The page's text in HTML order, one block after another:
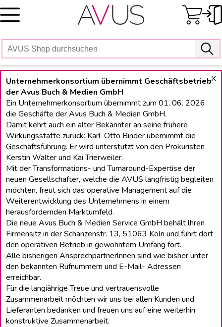
Skip
to
X
Unternehmerkonsortium übernimmt Geschäftsbetrieb
der Avus Buch & Medien GmbH
Ein Unternehmerkonsortium übernimmt zum 01. 06. 2026
die Geschäfte der Avus Buch & Medien GmbH.
Damit kehrt auch ein alter Bekannter an seine frühere
Wirkungsstätte zurück: Karl-Otto Binder übernimmt die
Geschäftsführung. Er wird unterstützt von den Prokuristen
Kerstin Walter und Kai Trierweiler.
Mit der Transformations- und Turnaround-Expertise der
neuen Gesellschafter, welche die AVUS langfristig begleiten
möchten, freut sich das operative Management auf die
Weiterentwicklung des Unternehmens in einem
herausfordernden Marktumfeld.
Die neue Avus Buch & Medien Service GmbH behält lhren
Firmensitz in der Schanzenstr. 13, 51063 Köln und führt dort
den operativen Betrieb in gewohntem Umfang fort.
Alle bisherigen Ansprechpartnerlnnen sind wie bisher unter
den bekannten Rufnummern und E-Mail- Adressen
erreichbar.
Für die langiährige Treue und vertrauensvolle
Zusammenarbeit möchten wir uns bei allen Kunden und
Lieferanten bedanken und freuen uns auf eine weiterhin
konstruktive Zusammenarbeit.